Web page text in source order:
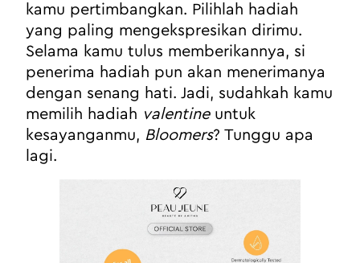
kamu pertimbangkan. Pilihlah hadiah
yang paling mengekspresikan dirimu.
Selama kamu tulus memberikannya, si
penerima hadiah pun akan menerimanya
dengan senang hati. Jadi, sudahkah kamu
memilih hadiah valentine untuk
kesayanganmu, Bloomers? Tunggu apa
lagi.